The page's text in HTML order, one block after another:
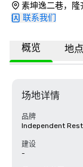
素坤逸二巷，隆
联系我们
概览 地点
场地详情
品牌
Independent
建设
-